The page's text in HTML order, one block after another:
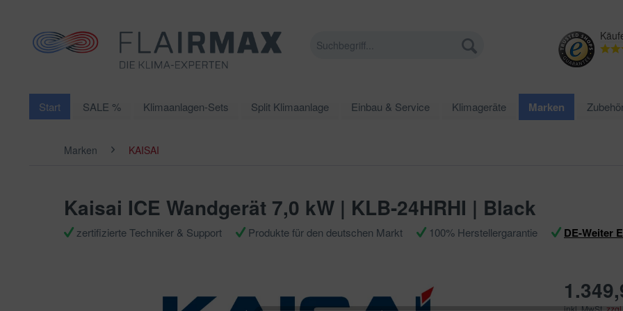
Start SALE % Klimaanlagen-Sets Split Klimaanlage Einbau & Service Klimageräte Marken
Marken KAISAI
Kaisai ICE Wandgerät 7,0 kW | KLB-24HRHI | Black
zertifizierte Techniker & Support Produkte für den deutschen Markt 100% Herstellergarantie DE-Weiter
inkl. MwSt.